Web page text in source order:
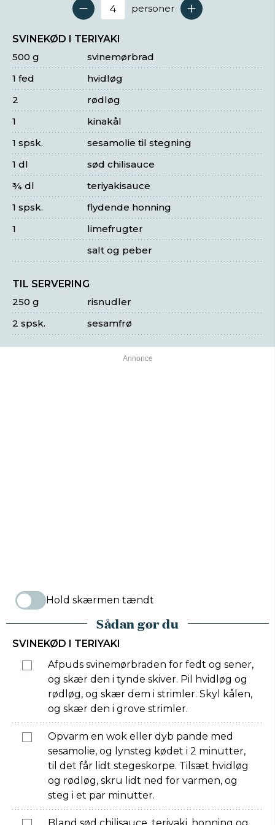
Antal serveringer
personer
SVINEKØD I TERIYAKI
svinemørbrad
500 g
hvidløg
1 fed
rødløg
2
kinakål
1
sesamolie til stegning
1 spsk.
sød chilisauce
1 dl
teriyakisauce
¾ dl
flydende honning
1 spsk.
limefrugter
1
salt og peber
TIL SERVERING
risnudler
250 g
sesamfrø
2 spsk.
Hold skærmen tændt
Sådan gør du
SVINEKØD I TERIYAKI
Afpuds svinemørbraden for fedt og sener,
og skær den i tynde skiver. Pil hvidløg og
rødløg, og skær dem i strimler. Skyl kålen,
og skær den i grove strimler.
Opvarm en wok eller dyb pande med
sesamolie, og lynsteg kødet i 2 minutter,
til det får lidt stegeskorpe. Tilsæt hvidløg
og rødløg, skru lidt ned for varmen, og
steg i et par minutter.